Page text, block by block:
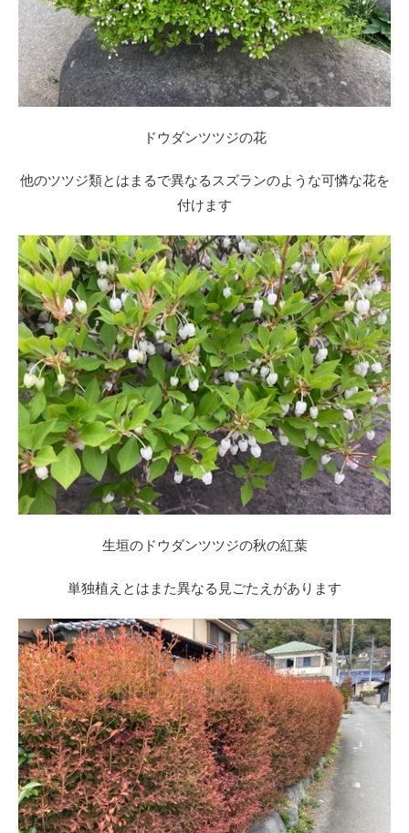
ドウダンツツジの花
他のツツジ類とはまるで異なるスズランのような可憐な花を
付けます
生垣のドウダンツツジの秋の紅葉
単独植えとはまた異なる見ごたえがあります